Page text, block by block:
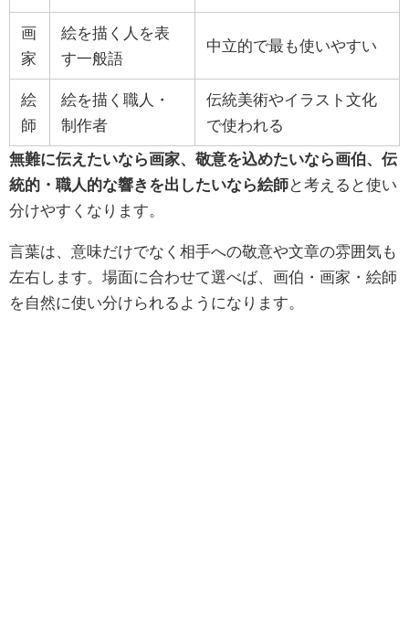
画
家
絵を描く人を表
す一般語
中立的で最も使いやすい
絵
師
絵を描く職人・
制作者
伝統美術やイラスト文化
で使われる
無難に伝えたいなら画家、敬意を込めたいなら画伯、伝
統的・職人的な響きを出したいなら絵師と考えると使い
分けやすくなります。
言葉は、意味だけでなく相手への敬意や文章の雰囲気も
左右します。場面に合わせて選べば、画伯・画家・絵師
を自然に使い分けられるようになります。